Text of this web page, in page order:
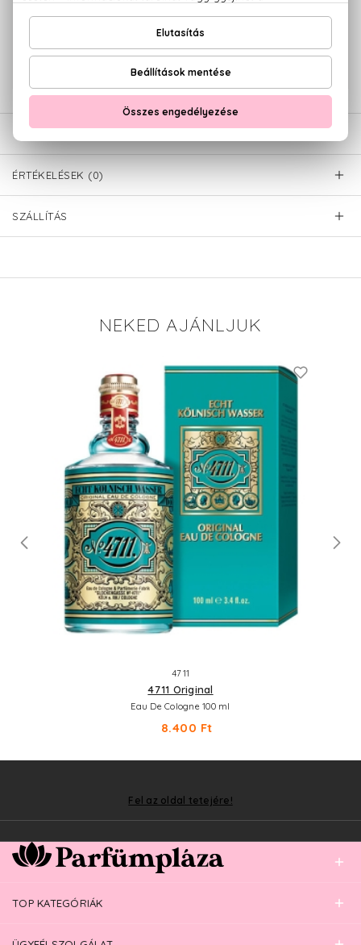
Kérdésed van, elakadtál? Hívd ügyfélszolgálatunkat:+36 20
ÉRTÉKELÉSEK (0)
SZÁLLÍTÁS
NEKED AJÁNLJUK
4711
4711 Original
Eau De Cologne 100 ml
8.400 Ft
Fel az oldal tetejére!
TOP KATEGÓRIÁK